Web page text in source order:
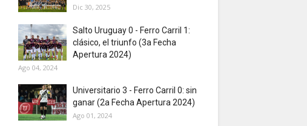
Dic 30, 2025
Salto Uruguay 0 - Ferro Carril 1:
clásico, el triunfo (3a Fecha
Apertura 2024)
Ago 04, 2024
Universitario 3 - Ferro Carril 0: sin
ganar (2a Fecha Apertura 2024)
Ago 01, 2024